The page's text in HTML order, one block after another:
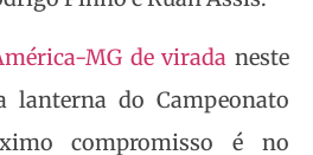
MG de virada neste
lanterna do Campeonato
compromisso é no